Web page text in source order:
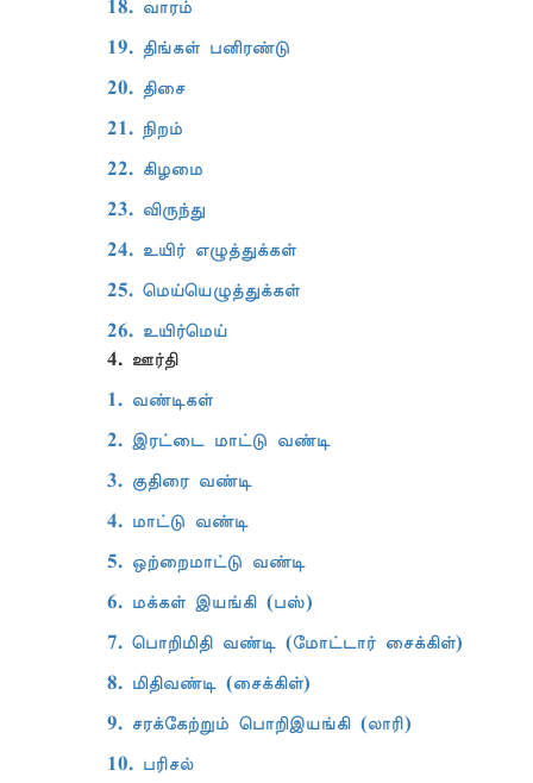
18. வாரம்
19. திங்கள் பனிரண்டு
20. திசை
21. நிறம்
22. கிழமை
23. விருந்து
24. உயிர் எழுத்துக்கள்
25. மெய்யெழுத்துக்கள்
26. உயிர்மெய்
4. ஊர்தி
1. வண்டிகள்
2. இரட்டை மாட்டு வண்டி
3. குதிரை வண்டி
4. மாட்டு வண்டி
5. ஒற்றைமாட்டு வண்டி
6. மக்கள் இயங்கி (பஸ்)
7. பொறிமிதி வண்டி (மோட்டார் சைக்கிள்)
8. மிதிவண்டி (சைக்கிள்)
9. சரக்கேற்றும் பொறிஇயங்கி (லாரி)
10. பரிசல்